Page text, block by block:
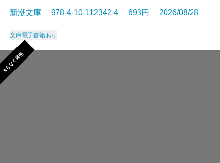
新潮文庫 978-4-10-112342-4 693円 2026/08/28
文庫電子書籍あり
まもなく発売